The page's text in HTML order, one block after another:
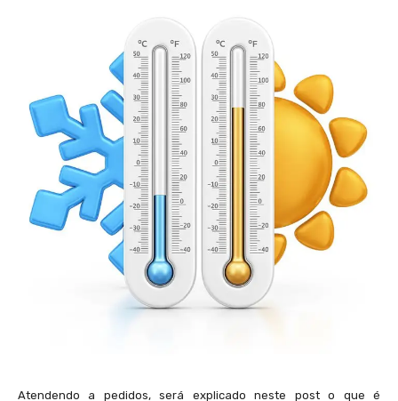
Atendendo a pedidos, será explicado neste post o que é